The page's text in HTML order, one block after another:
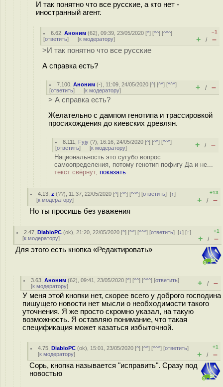
И так понятно что все русские, а кто нет -
иностранный агент.
6.62 ,Аноним (62), 09:39, 23/05/2020 [^] [^^] [^^^]
[ответить] [к модератору]
–1
+ / –
>И так понятно что все русские
А справка есть?
7.100 ,Аноним (-), 11:09, 24/05/2020 [^] [^^] [^^^]
[ответить] [к модератору] + / –
> А справка есть?
Желательно с дампом генотипа и трассировкой
просихождения до киевских древлян.
8.111 Fyjy (?), 16:16, 24/05/2020 [^] [^^] [^^^]
[ответить] [к модератору] + / –
Национальность это сугубо вопрос
самоопределения, потому генотип пофигу Да и не...
текст свёрнут, показать
4.13 ,z (??), 11:37, 22/05/2020 [^] [^^] [^^^] [ответить][↑]
[к модератору]
+13
+ / –
Но ты просишь без уважения
2.47 ,DiabloPC (ok), 21:20, 22/05/2020 [^] [^^] [^^^] [ответить][↓] [↑]
[к модератору]
+1
+ / –
Для этого есть кнопка «Редактировать»
3.63 ,Аноним (62), 09:41, 23/05/2020 [^] [^^] [^^^] [ответить]
[к модератору] + / –
У меня этой кнопки нет, скорее всего у доброго господина
пишущего новости нет мысли о необходимости такого
уточнения. Я же просто скромно указал, на такую
возможность. Я оставляю понимание, что такая
спецификация может казаться избыточной.
4.75 ,DiabloPC (ok), 15:01, 23/05/2020 [^] [^^] [^^^] [ответить]
[к модератору]
+1
+ / –
Сорь, кнопка называется "исправить". Сразу под
новостью